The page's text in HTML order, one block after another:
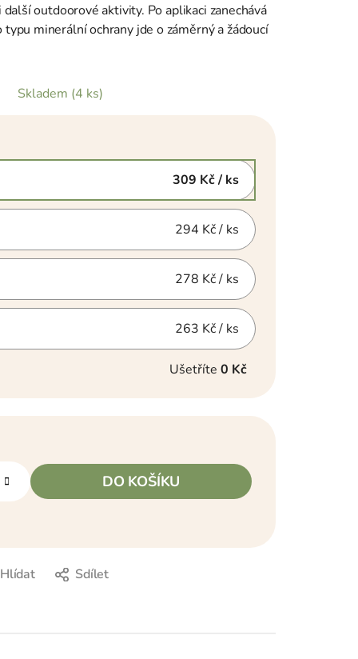
outdoorové aktivity. Po aplikaci zanechává
typu minerální ochrany jde o záměrný a žádoucí
Skladem (4 ks)
309 Kč/ ks
294 Kč/ ks
278 Kč/ ks
263 Kč/ ks
Ušetříte 0 Kč
DO KOŠÍKU
Hlídat Sdílet